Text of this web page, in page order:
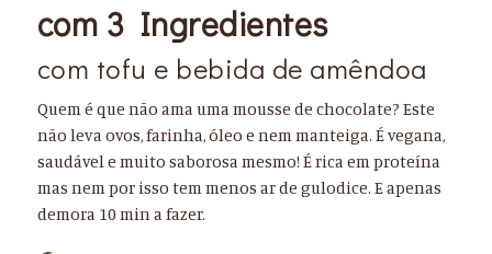
com 3 Ingredientes
com tofu e bebida de amêndoa
Quem é que não ama uma mousse de chocolate? Este
não leva ovos, farinha, óleo e nem manteiga. É vegana,
saudável e muito saborosa mesmo! É rica em proteína
mas nem por isso tem menos ar de gulodice. E apenas
demora 10 min a fazer.